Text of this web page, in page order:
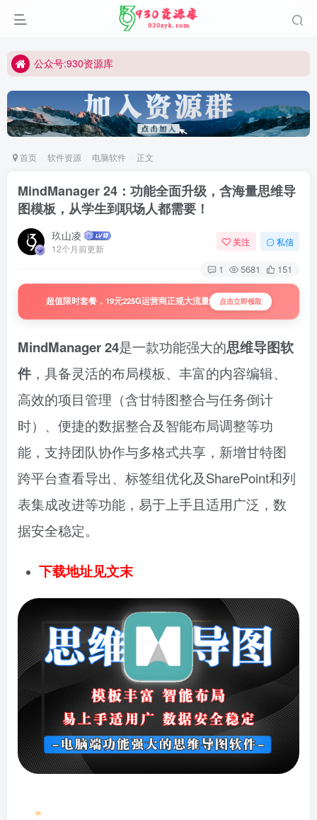
公众号:930资源库
首页 软件资源 电脑软件 正文
MindManager 24：功能全面升级，含海量思维导
图模板，从学生到职场人都需要！
玖山凌
12个月前更新
关注 私信
1 5681 151
超值限时套餐，19元225G运营商正规大流量 点击立即领取
MindManager 24是一款功能强大的思维导图软
件 ，具备灵活的布局模板、丰富的内容编辑、
高效的项目管理（含甘特图整合与任务倒计
时）、便捷的数据整合及智能布局调整等功
能，支持团队协作与多格式共享，新增甘特图
跨平台查看导出、标签组优化及SharePoint和列
表集成改进等功能，易于上手且适用广泛，数
据安全稳定。
下载地址见文末